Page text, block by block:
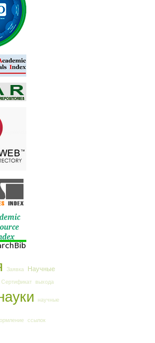
Заявка Научные
Сертификат выхода
научные
ссылок